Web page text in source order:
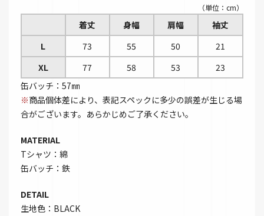
（単位：cm）
着丈 身幅 肩幅
袖丈
L
73 55 50
21
XL
77 58 53
23
缶バッチ：57㎜
※商品個体差により、表記スペックに多少の誤差が生じる場
合がございます。あらかじめご了承ください。
MATERIAL
Tシャツ：綿
缶バッチ：鉄
DETAIL
生地色：BLACK